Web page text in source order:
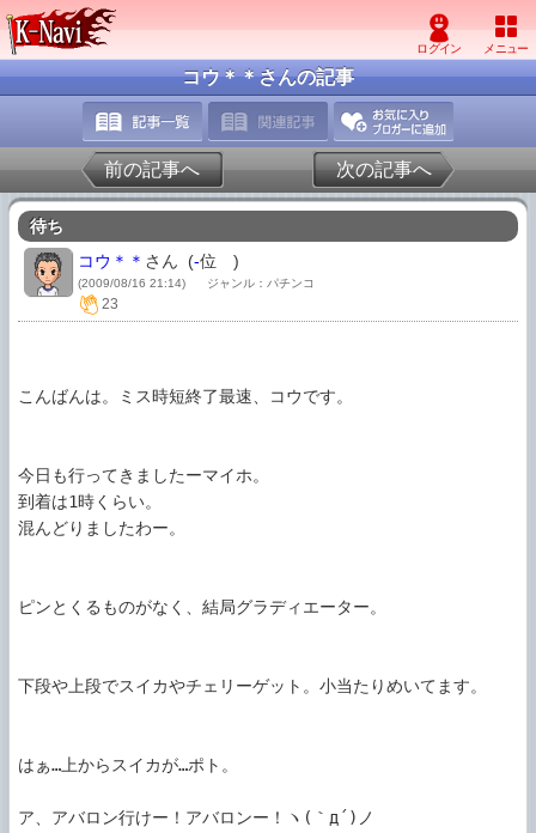
コウ＊＊さんの記事
前の記事へ 次の記事へ
待ち
コウ＊＊ さん (-位 )
(2009/08/16 21:14) ジャンル：パチンコ
23
こんばんは。ミス時短終了最速、コウです。
今日も行ってきましたーマイホ。
到着は1時くらい。
混んどりましたわー。
ピンとくるものがなく、結局グラディエーター。
下段や上段でスイカやチェリーゲット。小当たりめいてます。
はぁ…上からスイカが…ポト。
ア、アバロン行けー！アバロンー！ヽ(｀д´)ノ